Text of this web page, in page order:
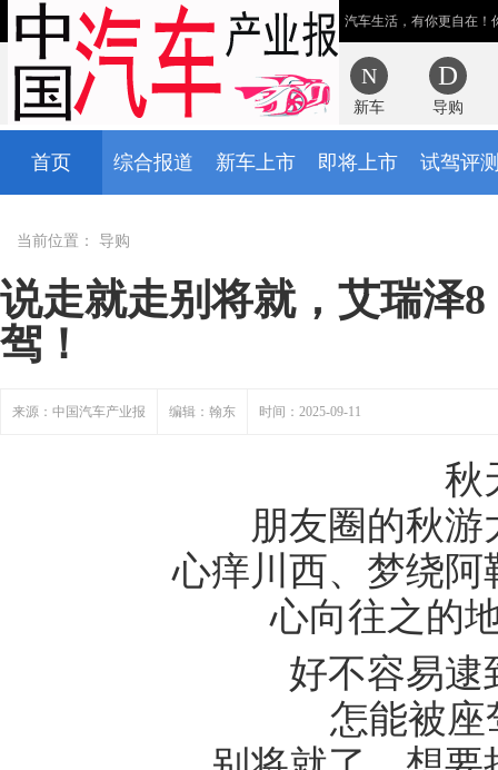
汽车生活，有你更自在！
新车 导购
首页 综合报道 新车上市 即将上市 试驾评
当前位置： 导购
说走就走别将就，艾瑞泽
驾！
来源：中国汽车产业报 编辑：翰东 时间：2025-09-11
秋
朋友圈的秋游
心痒川西、梦绕阿
心向往之的地
好不容易逮
怎能被座